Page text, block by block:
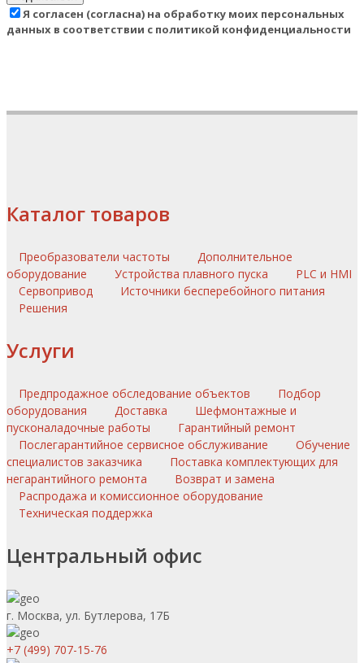
Я согласен (согласна) на обработку моих персональных
данных в соответствии с политикой конфиденциальности
Каталог товаров
Преобразователи частоты
Дополнительное
оборудование
Устройства плавного пуска
PLC и HMI
Сервопривод
Источники бесперебойного питания
Решения
Услуги
Предпродажное обследование объектов
Подбор
оборудования
Доставка
Шефмонтажные и
пусконаладочные работы
Гарантийный ремонт
Послегарантийное сервисное обслуживание
Обучение
специалистов заказчика
Поставка комплектующих для
негарантийного ремонта
Возврат и замена
Распродажа и комиссионное оборудование
Техническая поддержка
Центральный офис
г. Москва, ул. Бутлерова, 17Б
+7 (499) 707-15-76